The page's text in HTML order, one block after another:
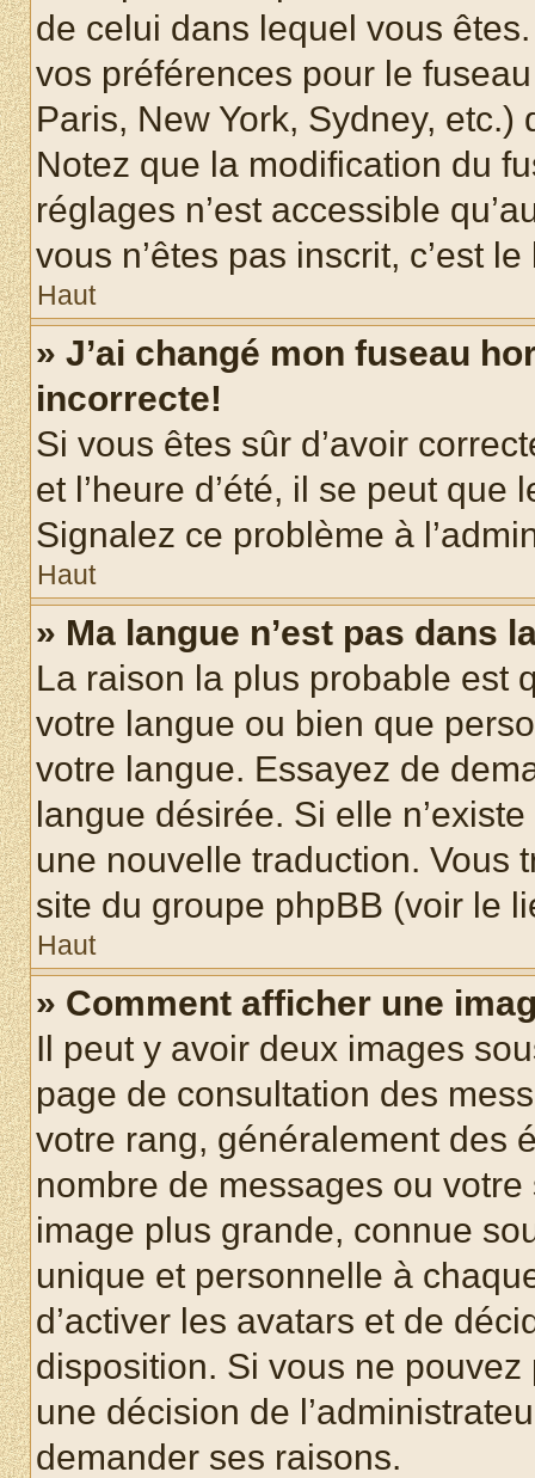
de celui dans lequel vous
vos préférences pour le
Paris, New York, Sydney, etc.)
Notez que la modification du
réglages n’est accessible
vous n’êtes pas inscrit, c’est
Haut
» J’ai changé mon fuseau
incorrecte!
Si vous êtes sûr d’avoir
et l’heure d’été, il se peut que
Signalez ce problème à
Haut
» Ma langue n’est pas dans
La raison la plus probable est
votre langue ou bien que
votre langue. Essayez de
langue désirée. Si elle
une nouvelle traduction. Vous
site du groupe phpBB (voir le
Haut
» Comment afficher une
Il peut y avoir deux images
page de consultation des
votre rang, généralement des
nombre de messages ou
image plus grande, connue
unique et personnelle à
d’activer les avatars et de
disposition. Si vous ne pouvez
une décision de
demander ses raisons.